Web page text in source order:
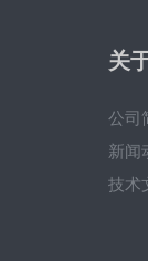
关
公司
新闻
技术